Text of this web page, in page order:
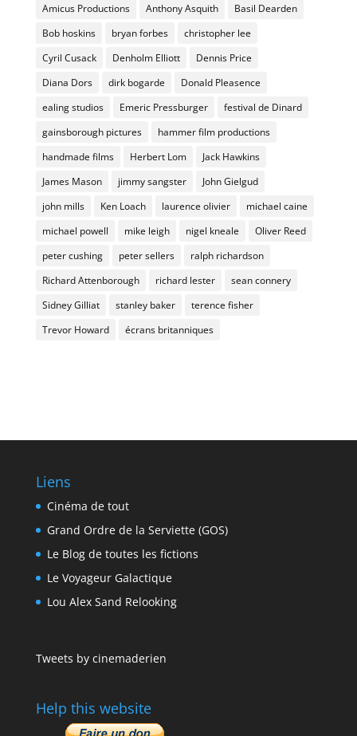
Amicus Productions
Anthony Asquith
Basil Dearden
Bob hoskins
bryan forbes
christopher lee
Cyril Cusack
Denholm Elliott
Dennis Price
Diana Dors
dirk bogarde
Donald Pleasence
ealing studios
Emeric Pressburger
festival de Dinard
gainsborough pictures
hammer film productions
handmade films
Herbert Lom
Jack Hawkins
James Mason
jimmy sangster
John Gielgud
john mills
Ken Loach laurence olivier
michael caine
michael powell
mike leigh nigel kneale
Oliver Reed
peter cushing
peter sellers
ralph richardson
Richard Attenborough
richard lester
sean connery
Sidney Gilliat
stanley baker
terence fisher
Trevor Howard
écrans britanniques
Liens
Cinéma de tout
Grand Ordre de la Serviette (GOS)
Le Blog de toutes les fictions
Le Voyageur Galactique
Lou Alex Sand Relooking
Tweets by cinemaderien
Help this website